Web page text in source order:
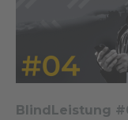
BlindLeistung